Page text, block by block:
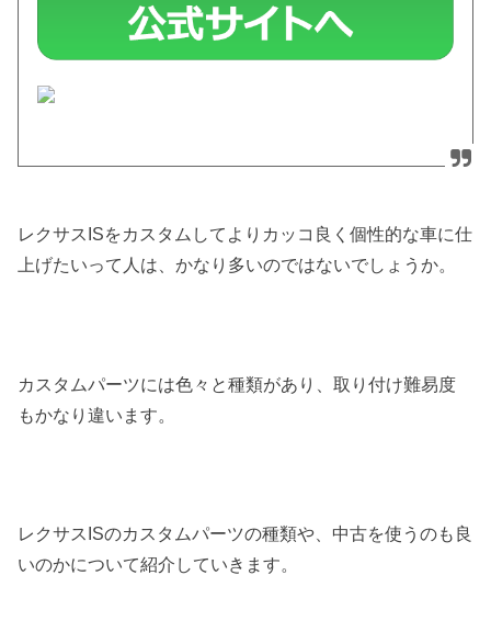
レクサスISをカスタムしてよりカッコ良く個性的な車に仕
上げたいって人は、かなり多いのではないでしょうか。
カスタムパーツには色々と種類があり、取り付け難易度
もかなり違います。
レクサスISのカスタムパーツの種類や、中古を使うのも良
いのかについて紹介していきます。